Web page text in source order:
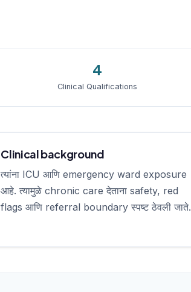
4
Clinical Qualifications
Clinical background
त्यांना ICU आणि emergency ward exposure
आहे. त्यामुळे chronic care देताना safety, red
flags आणि referral boundary स्पष्ट ठेवली जाते.